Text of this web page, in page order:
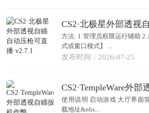
方法: 1.管理员权限运行辅助 2.启动游戏【全屏窗口模
式或窗口模式】 ...
发布时间：2026-07-25
CS2·TempleWare外
使用说明 启动游戏 大厅界面管理员身份运行软件 下
载地址&nbs...